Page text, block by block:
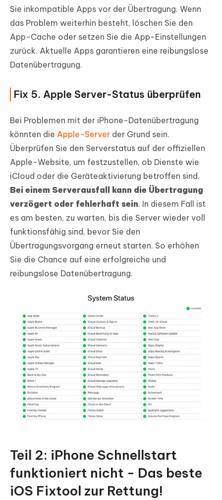
Sie inkompatible Apps vor der Übertragung. Wenn
das Problem weiterhin besteht, löschen Sie den
App-Cache oder setzen Sie die App-Einstellungen
zurück. Aktuelle Apps garantieren eine reibungslose
Datenübertragung.
Fix 5. Apple Server-Status überprüfen
Bei Problemen mit der iPhone-Datenübertragung
könnten die Apple-Server der Grund sein.
Überprüfen Sie den Serverstatus auf der offiziellen
Apple-Website, um festzustellen, ob Dienste wie
iCloud oder die Geräteaktivierung betroffen sind.
Bei einem Serverausfall kann die Übertragung
verzögert oder fehlerhaft sein. In diesem Fall ist
es am besten, zu warten, bis die Server wieder voll
funktionsfähig sind, bevor Sie den
Übertragungsvorgang erneut starten. So erhöhen
Sie die Chance auf eine erfolgreiche und
reibungslose Datenübertragung.
Teil 2: iPhone Schnellstart
funktioniert nicht - Das beste
iOS Fixtool zur Rettung!